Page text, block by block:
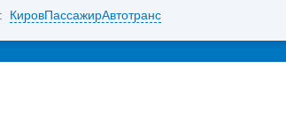
КировПассажирАвтотранс